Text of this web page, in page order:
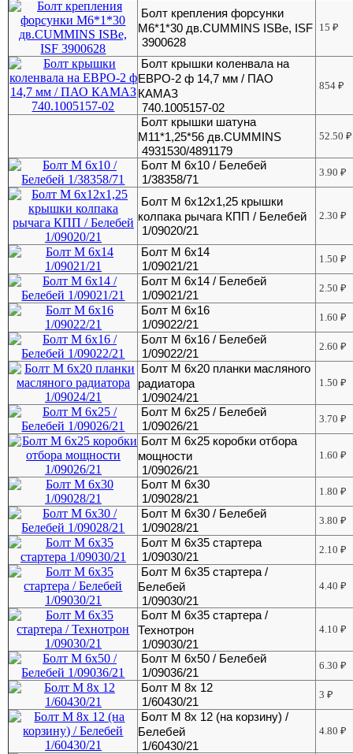
Болт крепления форсунки
M6*1*30 дв.CUMMINS ISBe, ISF
3900628
15₽
Болт крышки коленвала на
ЕВРО-2 ф 14,7 мм / ПАО
КАМАЗ
740.1005157-02
854₽
Болт крышки шатуна
М11*1,25*56 дв.CUMMINS
4931530/4891179
52.50₽
Болт М 6х10 / Белебей
1/38358/71
3.90₽
Болт М 6х12х1,25 крышки
колпака рычага КПП / Белебей
1/09020/21
2.30₽
Болт М 6х14
1/09021/21
1.50₽
Болт М 6х14 / Белебей
1/09021/21
2.50₽
Болт М 6х16
1/09022/21
1.60₽
Болт М 6х16 / Белебей
1/09022/21
2.60₽
Болт М 6х20 планки масляного
радиатора
1/09024/21
1.50₽
Болт М 6х25 / Белебей
1/09026/21
3.70₽
Болт М 6х25 коробки отбора
мощности
1/09026/21
1.60₽
Болт М 6х30
1/09028/21
1.80₽
Болт М 6х30 / Белебей
1/09028/21
3.80₽
Болт М 6х35 стартера
1/09030/21
2.10₽
Болт М 6х35 стартера /
Белебей
1/09030/21
4.40₽
Болт М 6х35 стартера /
Технотрон
1/09030/21
4.10₽
Болт М 6х50 / Белебей
1/09036/21
6.30₽
Болт М 8х 12
1/60430/21
3₽
Болт М 8х 12 (на корзину) /
Белебей
1/60430/21
4.80₽